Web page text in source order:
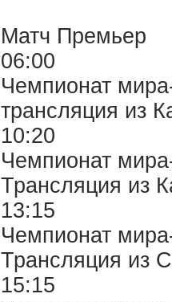
Матч Премьер
06:00
Чемпионат
трансляция из
10:20
Чемпионат
Трансляция из
13:15
Чемпионат
Трансляция из
15:15